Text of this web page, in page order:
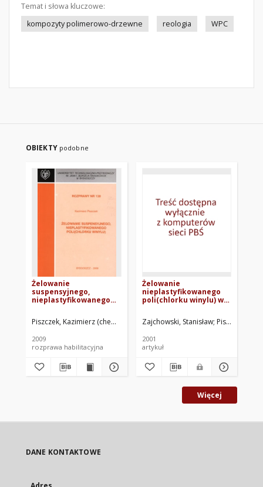
Temat i słowa kluczowe:
kompozyty polimerowo-drzewne
reologia WPC
OBIEKTY podobne
Żelowanie
suspensyjnego,
nieplastyfikowanego
Piszczek, Kazimierz (chemia)
2009
rozprawa habilitacyjna
Żelowanie
nieplastyfikowanego
poli(chlorku winylu) w
Zajchowski, Stanisław Piszczek,
2001
artykuł
Więcej
DANE KONTAKTOWE